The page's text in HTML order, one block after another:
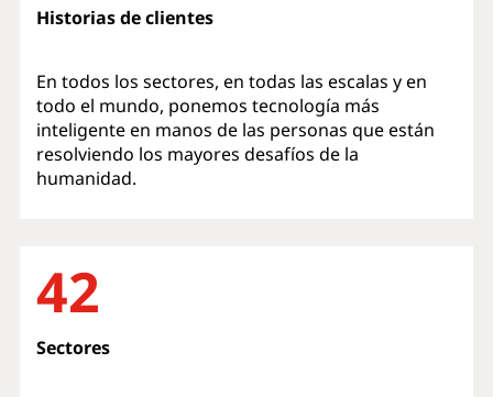
Historias de clientes
En todos los sectores, en todas las escalas y en
todo el mundo, ponemos tecnología más
inteligente en manos de las personas que están
resolviendo los mayores desafíos de la
humanidad.
42
Sectores